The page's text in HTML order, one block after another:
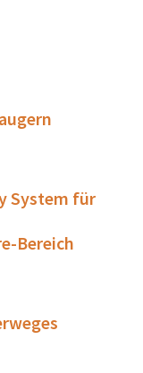
System für
Bereich